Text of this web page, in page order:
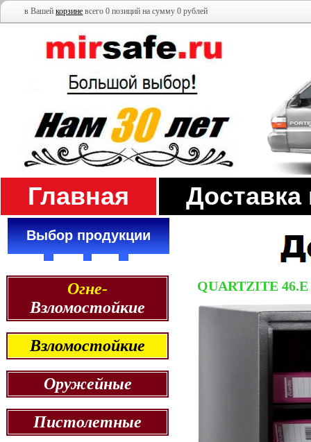
в Вашейкорзине всего 0 позиций на сумму 0 рублей
Главная
Выбор продукции
Огне-
Взломостойкие
Взломостойкие
Оружейные
Пистолетные
QUARTZITE 46.E